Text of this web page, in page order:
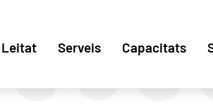
Leitat Serveis Capacitats